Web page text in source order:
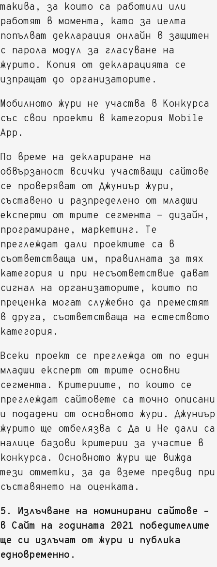
такива, за които са работили или
работят в момента, като за целта
попълват декларация онлайн в защитен
с парола модул за гласуване на
журито. Копия от декларацията се
изпращат до организаторите.
Мобилното жури не участва в Конкурса
със свои проекти в категория Mobile
App.
По време на деклариране на
обвързаност всички участващи сайтове
се проверяват от Джуниър жури,
съставено и разпределено от младши
експерти от трите сегмента - дизайн,
програмиране, маркетинг. Те
преглеждат дали проектите са в
съответстваща им, правилната за тях
категория и при несъответствие дават
сигнал на организаторите, които по
преценка могат служебно да преместят
в друга, съответстваща на естеството
категория.
Всеки проект се преглежда от по един
младши експерт от трите основни
сегмента. Критериите, по които се
преглеждат сайтовете са точно описани
и подадени от основното жури. Джуниър
журито ще отбелязва с Да и Не дали са
налице базови критерии за участие в
конкурса. Основното жури ще вижда
тези отметки, за да вземе предвид при
съставянето на оценката.
5. Излъчване на номинирани сайтове –
в Сайт на годината 2021 победителите
ще си излъчат от жури и публика
едновременно.